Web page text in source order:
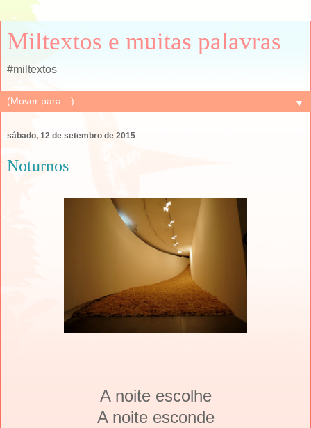
Miltextos e muitas palavras
#miltextos
▼
sábado, 12 de setembro de 2015
Noturnos
A noite escolhe
A noite esconde